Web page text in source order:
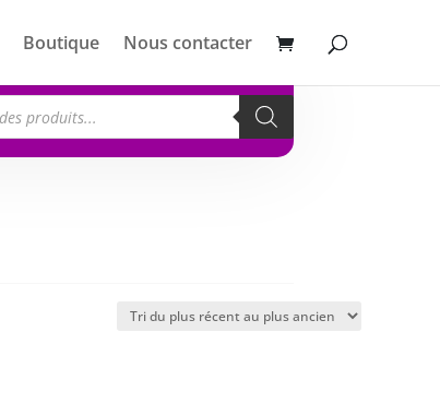
Boutique Nous contacter